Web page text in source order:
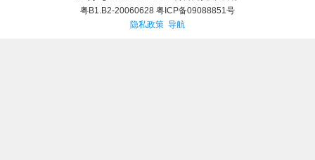
粤B1.B2-20060628 粤ICP备09088851号
隐私政策 导航